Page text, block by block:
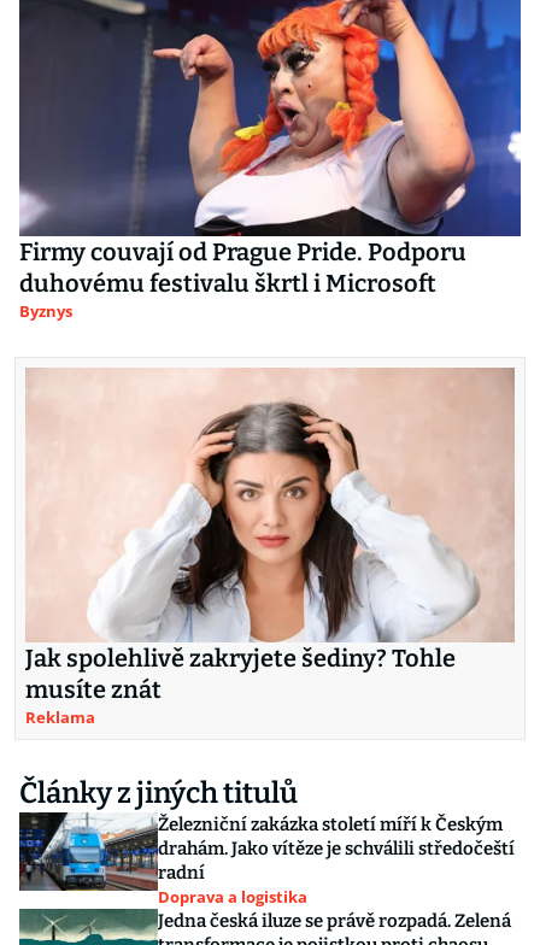
Firmy couvají od Prague Pride. Podporu
duhovému festivalu škrtl i Microsoft
Byznys
Jak spolehlivě zakryjete šediny? Tohle
musíte znát
Reklama
Články z jiných titulů
Železniční zakázka století míří k Českým
drahám. Jako vítěze je schválili středočeští
radní
Doprava a logistika
Jedna česká iluze se právě rozpadá. Zelená